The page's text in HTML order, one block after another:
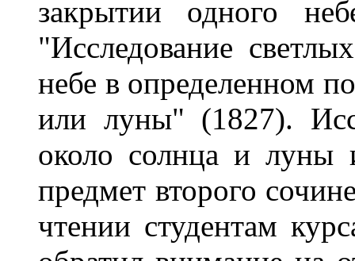
закрытии одного
"Исследование
небе в определенном
или луны" (1827).
около солнца и луны
предмет второго
чтении студентам